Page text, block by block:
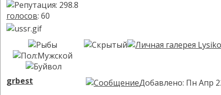
голосов: 60
grbest Добавлено: Пн Апр